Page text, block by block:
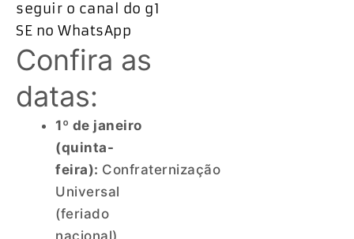
seguir o canal do g1
SE no WhatsApp
Confira as
datas:
1º de janeiro
(quinta-
feira): Confraternização
Universal
(feriado
nacional)